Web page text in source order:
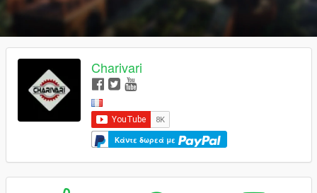
Charivari
Κάντε δωρεά με